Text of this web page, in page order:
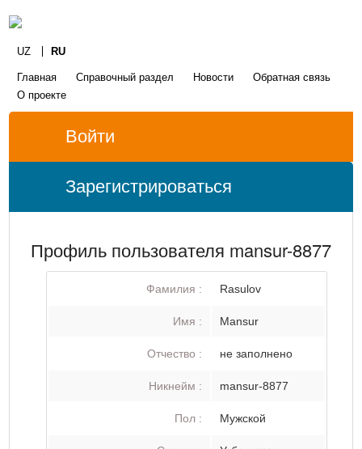
UZ RU
Главная Справочный раздел Новости
Обратная связь
О проекте
Войти
Зарегистрироваться
Профиль пользователя mansur-8877
Фамилия : Rasulov
Имя : Mansur
Отчество : не заполнено
Никнейм : mansur-8877
Пол : Мужской